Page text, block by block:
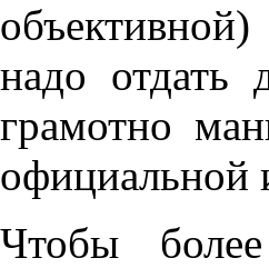
надо
грамотно
официальной
Чтобы